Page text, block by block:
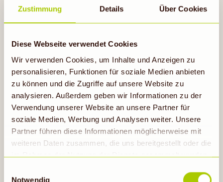
Zustimmung Details Über Cookies
Diese Webseite verwendet Cookies
Wir verwenden Cookies, um Inhalte und Anzeigen zu
personalisieren, Funktionen für soziale Medien anbieten
zu können und die Zugriffe auf unsere Website zu
analysieren. Außerdem geben wir Informationen zu der
Verwendung unserer Website an unsere Partner für
soziale Medien, Werbung und Analysen weiter. Unsere
Partner führen diese Informationen möglicherweise mit
weiteren Daten zusammen, die uns bereitgestellt oder die
im Rahmen der Nutzung der Dienste gesammelt wurden.
erhobenen Daten in den USA durch Google: Unsere
Notwendig
Bergkäse-Burger mit Apfel